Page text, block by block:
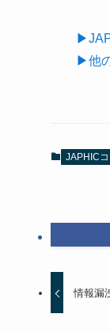
▶他
JAPHIC
情報漏